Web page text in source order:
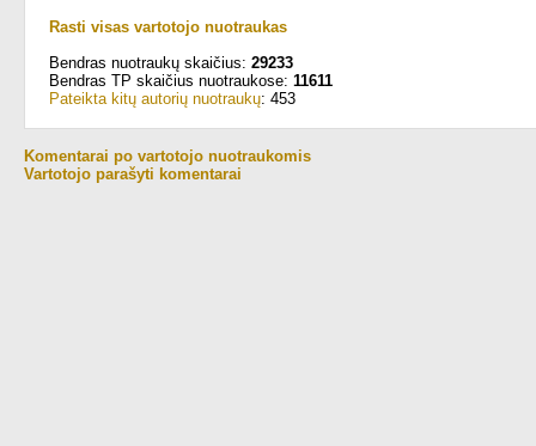
Rasti visas vartotojo nuotraukas
Bendras nuotraukų skaičius: 29233
Bendras TP skaičius nuotraukose: 11611
Pateikta kitų autorių nuotraukų: 453
Komentarai po vartotojo nuotraukomis
Vartotojo parašyti komentarai